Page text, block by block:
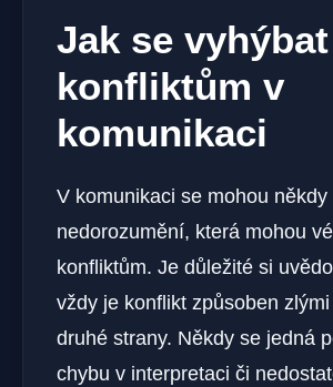
Jak se vyhýbat
konfliktům v
komunikaci
V komunikaci se mohou
nedorozumění, která mohou
konfliktům. Je důležité si
vždy je konflikt způsoben
druhé strany. Někdy se jedná
chybu v interpretaci či